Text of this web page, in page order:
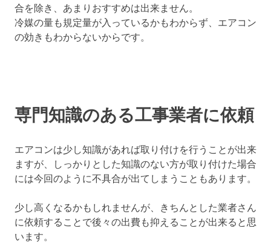
合を除き、あまりおすすめは出来ません。
冷媒の量も規定量が入っているかもわからず、エアコン
の効きもわからないからです。
専門知識のある工事業者に依頼
エアコンは少し知識があれば取り付けを行うことが出来
ますが、しっかりとした知識のない方が取り付けた場合
には今回のように不具合が出てしまうこともあります。
少し高くなるかもしれませんが、きちんとした業者さん
に依頼することで後々の出費も抑えることが出来ると思
います。